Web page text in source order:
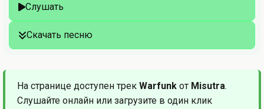
Слушать
Скачать песню
На странице доступен трек Warfunk от Misutra.
Слушайте онлайн или загрузите в один клик